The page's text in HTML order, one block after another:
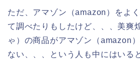
ただ、アマゾン（amazon）をよ
て調べたりもしたけど、、、美爽
ゃ）の商品がアマゾン（amazon
ない、、、という人も中にはいる